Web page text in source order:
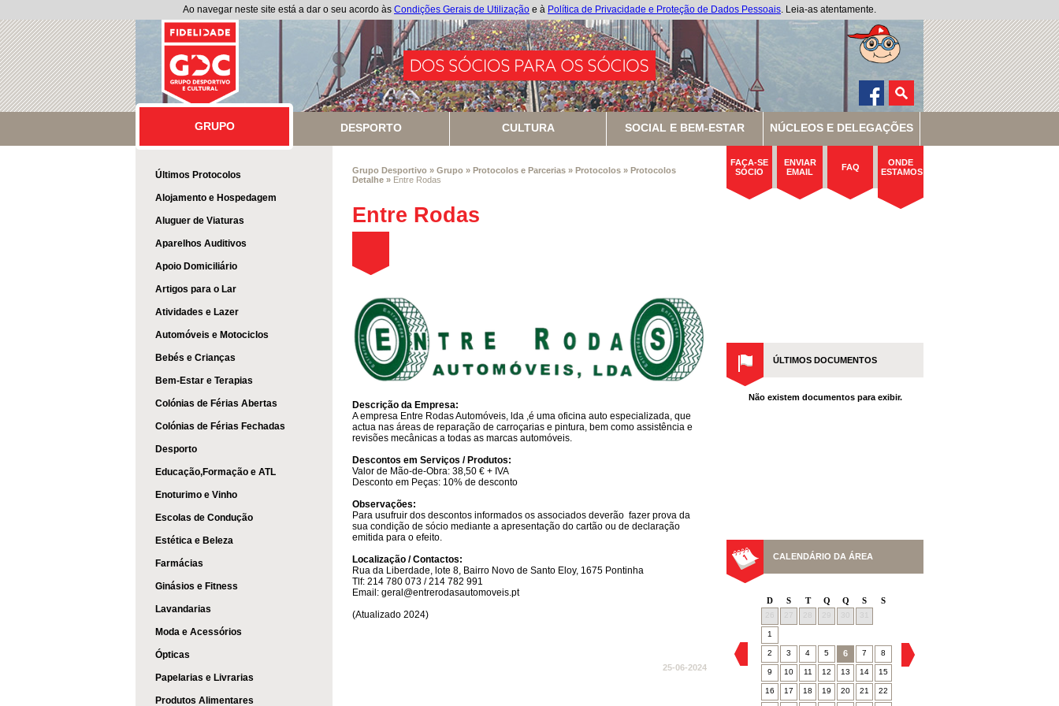
Ao navegar neste site está a dar o seu acordo às Condições Gerais de Utilização e à Política de Privacidade e Proteção de Dados Pessoais. Leia-as atentamente.
GRUPO
GRUPO DESPORTO CULTURA SOCIAL E BEM-ESTAR NÚCLEOS E DELEGAÇÕES
Últimos Protocolos
Alojamento e Hospedagem
Aluguer de Viaturas
Aparelhos Auditivos
Apoio Domiciliário
Artigos para o Lar
Atividades e Lazer
Automóveis e Motociclos
Bebés e Crianças
Bem-Estar e Terapias
Colónias de Férias Abertas
Colónias de Férias Fechadas
Desporto
Educação,Formação e ATL
Enoturimo e Vinho
Escolas de Condução
Estética e Beleza
Farmácias
Ginásios e Fitness
Lavandarias
Moda e Acessórios
Ópticas
Papelarias e Livrarias
Produtos Alimentares
Grupo Desportivo » Grupo » Protocolos e Parcerias » Protocolos » Protocolos
Detalhe » Entre Rodas
Entre Rodas
Descrição da Empresa:
A empresa Entre Rodas Automóveis, lda ,é uma oficina auto especializada, que
actua nas áreas de reparação de carroçarias e pintura, bem como assistência e
revisões mecânicas a todas as marcas automóveis.
Descontos em Serviços / Produtos:
Valor de Mão-de-Obra: 38,50 € + IVA
Desconto em Peças: 10% de desconto
Observações:
Para usufruir dos descontos informados os associados deverão fazer prova da
sua condição de sócio mediante a apresentação do cartão ou de declaração
emitida para o efeito.
Localização / Contactos:
Rua da Liberdade, lote 8, Bairro Novo de Santo Eloy, 1675 Pontinha
Tlf: 214 780 073 / 214 782 991
Email: geral@entrerodasautomoveis.pt
(Atualizado 2024)
25-06-2024
FAÇA-SE
SÓCIO
ENVIAR
EMAIL
FAQ
ONDE
ESTAMOS
ÚLTIMOS DOCUMENTOS
Não existem documentos para exibir.
CALENDÁRIO DA ÁREA
D S T Q Q S
S
1
2 3 4 5 6 7 8
9 10 11 12 13 14 15
16 17 18 19 20 21 22